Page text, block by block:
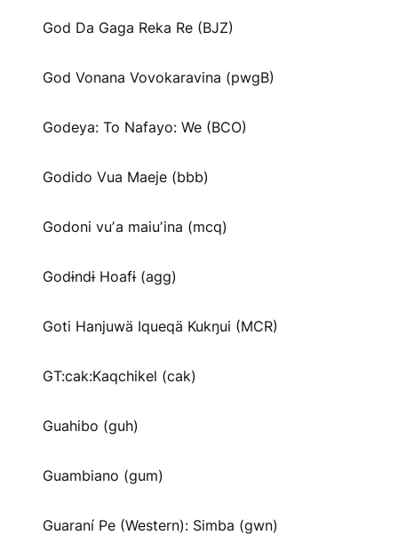
God Da Gaga Reka Re (BJZ)
God Vonana Vovokaravina (pwgB)
Godeya: To Nafayo: We (BCO)
Godido Vua Maeje (bbb)
Godoni vuʼa maiuʼina (mcq)
Godɨndɨ Hoafɨ (agg)
Goti Hanjuwä Iqueqä Kukŋui (MCR)
GT:cak:Kaqchikel (cak)
Guahibo (guh)
Guambiano (gum)
Guaraní Pe (Western): Simba (gwn)